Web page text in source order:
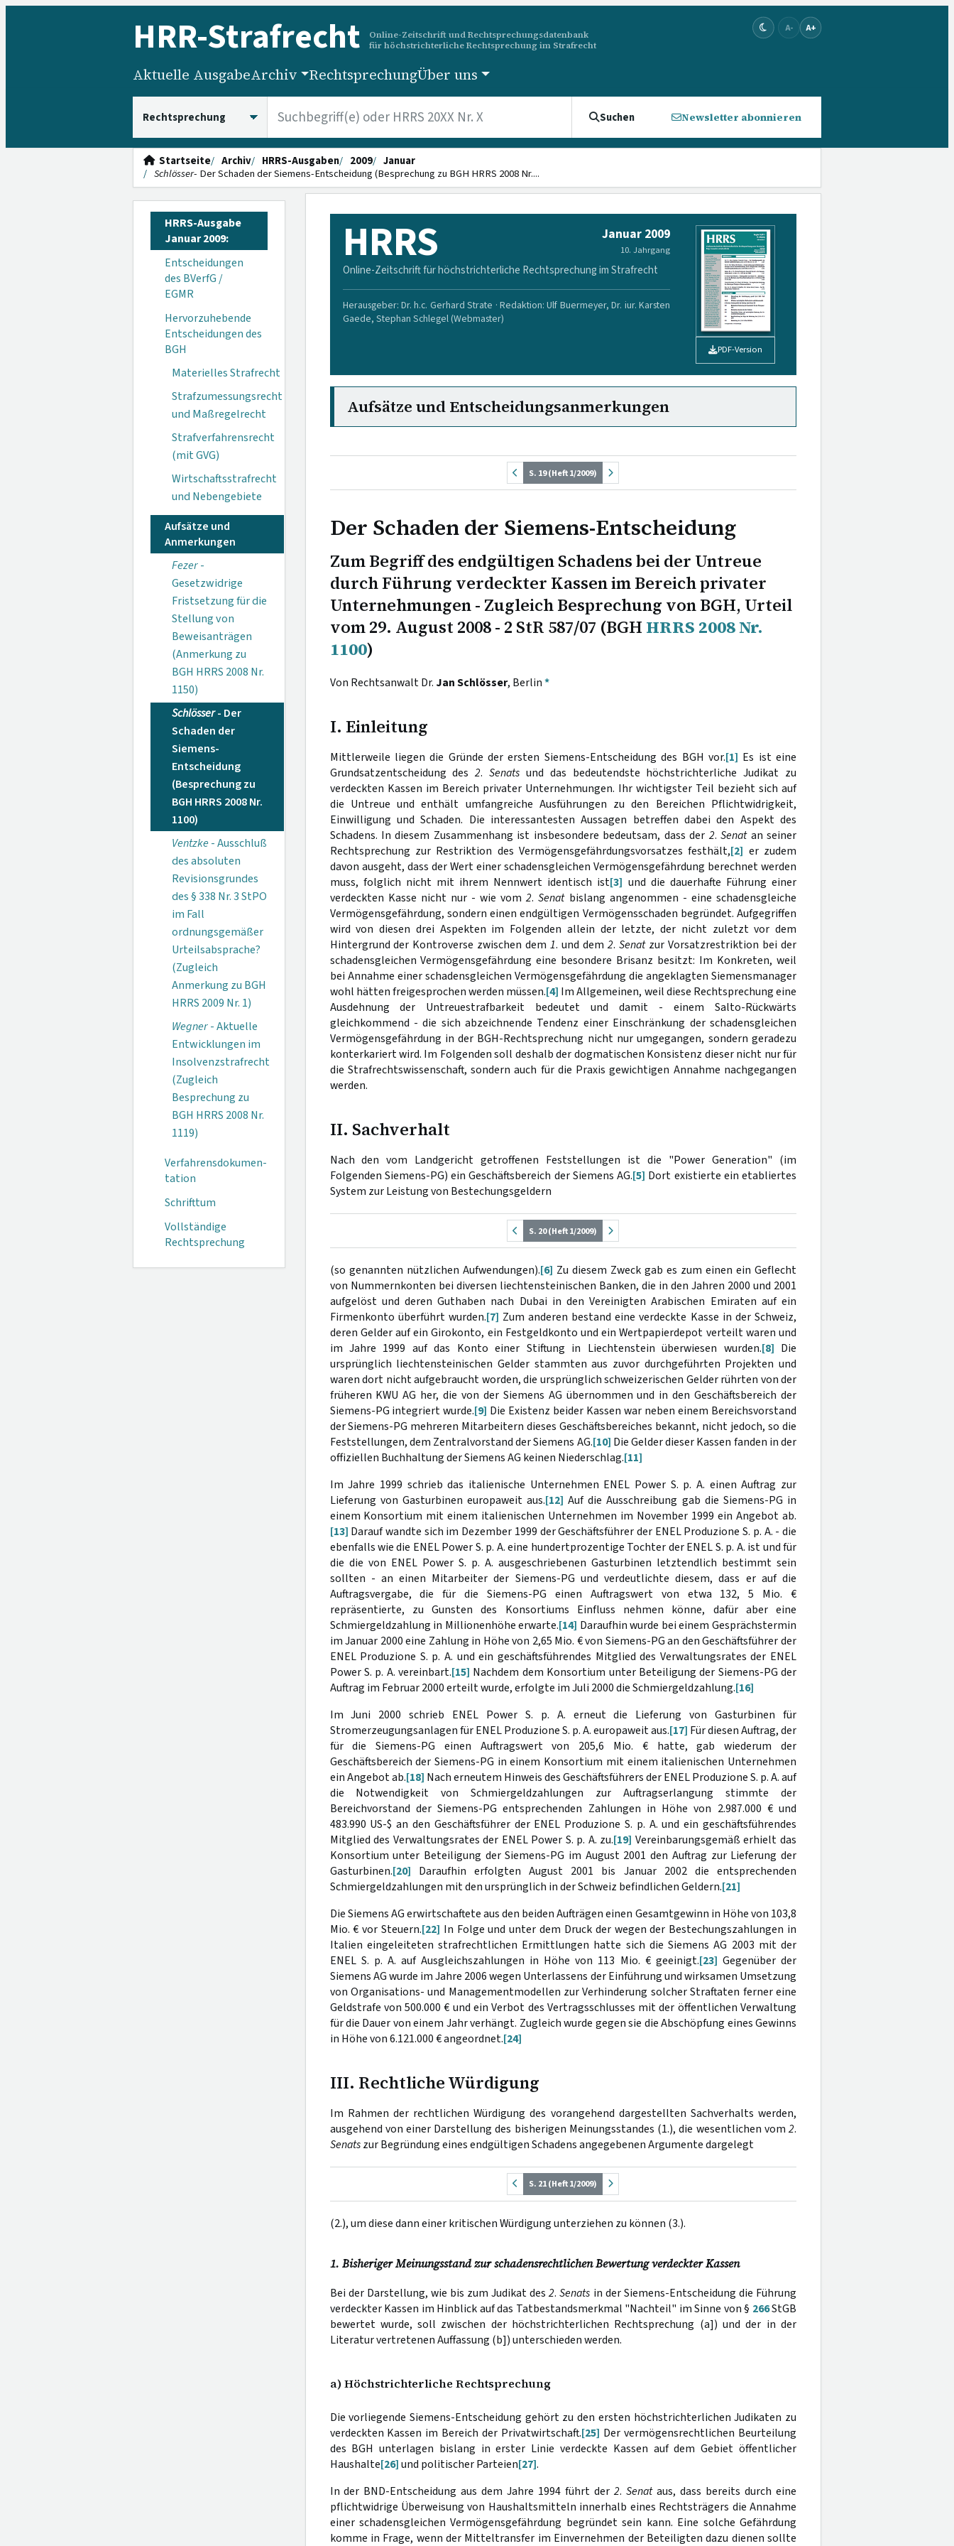
HRR-Strafrecht
Online-Zeitschrift und Rechtsprechungsdatenbank
für höchstrichterliche Rechtsprechung im Strafrecht
A- A+
Aktuelle AusgabeArchiv RechtsprechungÜber uns
Suchen Newsletter abonnieren
Startseite Archiv HRRS-Ausgaben 2009
Januar
Schlösser- Der Schaden der Siemens-Entscheidung (Besprechung zu BGH HRRS 2008 Nr....
HRRS-Ausgabe
Januar 2009:
Entscheidungen
des BVerfG /
EGMR
Hervorzuhebende
Entscheidungen des
BGH
Materielles Strafrecht
Strafzumessungsrecht
und Maßregelrecht
Strafverfahrensrecht
(mit GVG)
Wirtschaftsstrafrecht
und Nebengebiete
Aufsätze und
Anmerkungen
Fezer-
Gesetzwidrige
Fristsetzung für die
Stellung von
Beweisanträgen
(Anmerkung zu
BGH HRRS 2008 Nr.
1150)
Schlösser- Der
Schaden der
Siemens-
Entscheidung
(Besprechung zu
BGH HRRS 2008 Nr.
1100)
Ventzke- Ausschluß
des absoluten
Revisionsgrundes
des § 338 Nr. 3 StPO
im Fall
ordnungsgemäßer
Urteilsabsprache?
(Zugleich
Anmerkung zu BGH
HRRS 2009 Nr. 1)
Wegner- Aktuelle
Entwicklungen im
Insolvenzstrafrecht
(Zugleich
Besprechung zu
BGH HRRS 2008 Nr.
1119)
Verfahrensdokumen­
tation
Schrifttum
Vollständige
Rechtsprechung
HRRS Januar 2009
10. Jahrgang
Online-Zeitschrift für höchstrichterliche Rechtsprechung im Strafrecht
Herausgeber: Dr. h.c. Gerhard Strate · Redaktion: Ulf Buermeyer, Dr. iur. Karsten
Gaede, Stephan Schlegel (Webmaster)
PDF-Version
Aufsätze und Entscheidungsanmerkungen
S. 19 (Heft 1/2009)
Der Schaden der Siemens-Entscheidung
Zum Begriff des endgültigen Schadens bei der Untreue
durch Führung verdeckter Kassen im Bereich privater
Unternehmungen - Zugleich Besprechung von BGH, Urteil
vom 29. August 2008 - 2 StR 587/07 (BGH HRRS 2008 Nr.
1100)
Von Rechtsanwalt Dr. Jan Schlösser, Berlin*
I. Einleitung
Mittlerweile liegen die Gründe der ersten Siemens-Entscheidung des BGH vor.[1] Es ist eine
Grundsatzentscheidung des2.Senats und das bedeutendste höchstrichterliche Judikat zu
verdeckten Kassen im Bereich privater Unternehmungen. Ihr wichtigster Teil bezieht sich auf
die Untreue und enthält umfangreiche Ausführungen zu den Bereichen Pflichtwidrigkeit,
Einwilligung und Schaden. Die interessantesten Aussagen betreffen dabei den Aspekt des
Schadens. In diesem Zusammenhang ist insbesondere bedeutsam, dass der 2.Senatan seiner
Rechtsprechung zur Restriktion des Vermögensgefährdungsvorsatzes festhält,[2] er zudem
davon ausgeht, dass der Wert einer schadensgleichen Vermögensgefährdung berechnet werden
muss, folglich nicht mit ihrem Nennwert identisch ist[3] und die dauerhafte Führung einer
verdeckten Kasse nicht nur - wie vom2.Senatbislang angenommen - eine schadensgleiche
Vermögensgefährdung, sondern einen endgültigen Vermögensschaden begründet. Aufgegriffen
wird von diesen drei Aspekten im Folgenden allein der letzte, der nicht zuletzt vor dem
Hintergrund der Kontroverse zwischen dem1. und dem2.Senatzur Vorsatzrestriktion bei der
schadensgleichen Vermögensgefährdung eine besondere Brisanz besitzt: Im Konkreten, weil
bei Annahme einer schadensgleichen Vermögensgefährdung die angeklagten Siemensmanager
wohl hätten freigesprochen werden müssen.[4] Im Allgemeinen, weil diese Rechtsprechung eine
Ausdehnung der Untreuestrafbarkeit bedeutet und damit - einem Salto-Rückwärts
gleichkommend - die sich abzeichnende Tendenz einer Einschränkung der schadensgleichen
Vermögensgefährdung in der BGH-Rechtsprechung nicht nur umgegangen, sondern geradezu
konterkariert wird. Im Folgenden soll deshalb der dogmatischen Konsistenz dieser nicht nur für
die Strafrechtswissenschaft, sondern auch für die Praxis gewichtigen Annahme nachgegangen
werden.
II. Sachverhalt
Nach den vom Landgericht getroffenen Feststellungen ist die "Power Generation" (im
Folgenden Siemens-PG) ein Geschäftsbereich der Siemens AG.[5] Dort existierte ein etabliertes
System zur Leistung von Bestechungsgeldern
S. 20 (Heft 1/2009)
(so genannten nützlichen Aufwendungen).[6] Zu diesem Zweck gab es zum einen ein Geflecht
von Nummernkonten bei diversen liechtensteinischen Banken, die in den Jahren 2000 und 2001
aufgelöst und deren Guthaben nach Dubai in den Vereinigten Arabischen Emiraten auf ein
Firmenkonto überführt wurden.[7] Zum anderen bestand eine verdeckte Kasse in der Schweiz,
deren Gelder auf ein Girokonto, ein Festgeldkonto und ein Wertpapierdepot verteilt waren und
im Jahre 1999 auf das Konto einer Stiftung in Liechtenstein überwiesen wurden.[8] Die
ursprünglich liechtensteinischen Gelder stammten aus zuvor durchgeführten Projekten und
waren dort nicht aufgebraucht worden, die ursprünglich schweizerischen Gelder rührten von der
früheren KWU AG her, die von der Siemens AG übernommen und in den Geschäftsbereich der
Siemens-PG integriert wurde.[9] Die Existenz beider Kassen war neben einem Bereichsvorstand
der Siemens-PG mehreren Mitarbeitern dieses Geschäftsbereiches bekannt, nicht jedoch, so die
Feststellungen, dem Zentralvorstand der Siemens AG.[10] Die Gelder dieser Kassen fanden in der
offiziellen Buchhaltung der Siemens AG keinen Niederschlag.[11]
Im Jahre 1999 schrieb das italienische Unternehmen ENEL Power S. p. A. einen Auftrag zur
Lieferung von Gasturbinen europaweit aus.[12] Auf die Ausschreibung gab die Siemens-PG in
einem Konsortium mit einem italienischen Unternehmen im November 1999 ein Angebot ab.
[13] Darauf wandte sich im Dezember 1999 der Geschäftsführer der ENEL Produzione S. p. A. - die
ebenfalls wie die ENEL Power S. p. A. eine hundertprozentige Tochter der ENEL S. p. A. ist und für
die die von ENEL Power S. p. A. ausgeschriebenen Gasturbinen letztendlich bestimmt sein
sollten - an einen Mitarbeiter der Siemens-PG und verdeutlichte diesem, dass er auf die
Auftragsvergabe, die für die Siemens-PG einen Auftragswert von etwa 132, 5 Mio. €
repräsentierte, zu Gunsten des Konsortiums Einfluss nehmen könne, dafür aber eine
Schmiergeldzahlung in Millionenhöhe erwarte.[14] Daraufhin wurde bei einem Gesprächstermin
im Januar 2000 eine Zahlung in Höhe von 2,65 Mio. € von Siemens-PG an den Geschäftsführer der
ENEL Produzione S. p. A. und ein geschäftsführendes Mitglied des Verwaltungsrates der ENEL
Power S. p. A. vereinbart.[15] Nachdem dem Konsortium unter Beteiligung der Siemens-PG der
Auftrag im Februar 2000 erteilt wurde, erfolgte im Juli 2000 die Schmiergeldzahlung.[16]
Im Juni 2000 schrieb ENEL Power S. p. A. erneut die Lieferung von Gasturbinen für
Stromerzeugungsanlagen für ENEL Produzione S. p. A. europaweit aus.[17] Für diesen Auftrag, der
für die Siemens-PG einen Auftragswert von 205,6 Mio. € hatte, gab wiederum der
Geschäftsbereich der Siemens-PG in einem Konsortium mit einem italienischen Unternehmen
ein Angebot ab.[18] Nach erneutem Hinweis des Geschäftsführers der ENEL Produzione S. p. A. auf
die Notwendigkeit von Schmiergeldzahlungen zur Auftragserlangung stimmte der
Bereichvorstand der Siemens-PG entsprechenden Zahlungen in Höhe von 2.987.000 € und
483.990 US-$ an den Geschäftsführer der ENEL Produzione S. p. A. und ein geschäftsführendes
Mitglied des Verwaltungsrates der ENEL Power S. p. A. zu.[19] Vereinbarungsgemäß erhielt das
Konsortium unter Beteiligung der Siemens-PG im August 2001 den Auftrag zur Lieferung der
Gasturbinen.[20] Daraufhin erfolgten August 2001 bis Januar 2002 die entsprechenden
Schmiergeldzahlungen mit den ursprünglich in der Schweiz befindlichen Geldern.[21]
Die Siemens AG erwirtschaftete aus den beiden Aufträgen einen Gesamtgewinn in Höhe von 103,8
Mio. € vor Steuern.[22] In Folge und unter dem Druck der wegen der Bestechungszahlungen in
Italien eingeleiteten strafrechtlichen Ermittlungen hatte sich die Siemens AG 2003 mit der
ENEL S. p. A. auf Ausgleichszahlungen in Höhe von 113 Mio. € geeinigt.[23] Gegenüber der
Siemens AG wurde im Jahre 2006 wegen Unterlassens der Einführung und wirksamen Umsetzung
von Organisations- und Managementmodellen zur Verhinderung solcher Straftaten ferner eine
Geldstrafe von 500.000 € und ein Verbot des Vertragsschlusses mit der öffentlichen Verwaltung
für die Dauer von einem Jahr verhängt. Zugleich wurde gegen sie die Abschöpfung eines Gewinns
in Höhe von 6.121.000 € angeordnet.[24]
III. Rechtliche Würdigung
Im Rahmen der rechtlichen Würdigung des vorangehend dargestellten Sachverhalts werden,
ausgehend von einer Darstellung des bisherigen Meinungsstandes (1.), die wesentlichen vom 2.
Senatszur Begründung eines endgültigen Schadens angegebenen Argumente dargelegt
S. 21 (Heft 1/2009)
(2.), um diese dann einer kritischen Würdigung unterziehen zu können (3.).
1. Bisheriger Meinungsstand zur schadensrechtlichen Bewertung verdeckter Kassen
Bei der Darstellung, wie bis zum Judikat des2.Senats in der Siemens-Entscheidung die Führung
verdeckter Kassen im Hinblick auf das Tatbestandsmerkmal "Nachteil" im Sinne von § 266StGB
bewertet wurde, soll zwischen der höchstrichterlichen Rechtsprechung (a]) und der in der
Literatur vertretenen Auffassung (b]) unterschieden werden.
a) Höchstrichterliche Rechtsprechung
Die vorliegende Siemens-Entscheidung gehört zu den ersten höchstrichterlichen Judikaten zu
verdeckten Kassen im Bereich der Privatwirtschaft.[25] Der vermögensrechtlichen Beurteilung
des BGH unterlagen bislang in erster Linie verdeckte Kassen auf dem Gebiet öffentlicher
Haushalte[26]und politischer Parteien[27].
In der BND-Entscheidung aus dem Jahre 1994 führt der2.Senataus, dass bereits durch eine
pflichtwidrige Überweisung von Haushaltsmitteln innerhalb eines Rechtsträgers die Annahme
einer schadensgleichen Vermögensgefährdung begründet sein kann. Eine solche Gefährdung
komme in Frage, wenn der Mitteltransfer im Einvernehmen der Beteiligten dazu dienen sollte